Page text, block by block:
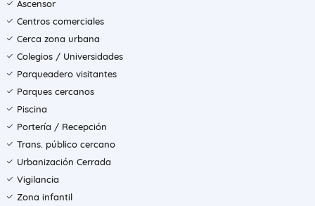
Ascensor
Centros comerciales
Cerca zona urbana
Colegios / Universidades
Parqueadero visitantes
Parques cercanos
Piscina
Portería / Recepción
Trans. público cercano
Urbanización Cerrada
Vigilancia
Zona infantil